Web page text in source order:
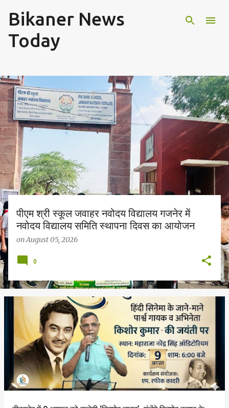
Skip to main content
Bikaner News
Today
P
o
s
t
s
पीएम श्री स्कूल जवाहर नवोदय विद्यालय गजनेर में
नवोदय विद्यालय समिति स्थापना दिवस का आयोजन
onAugust 05, 2026
0